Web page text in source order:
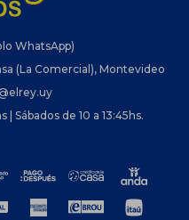
WhatsApp)
(La Comercial), Montevideo
| Sábados de 10 a 13:45hs.